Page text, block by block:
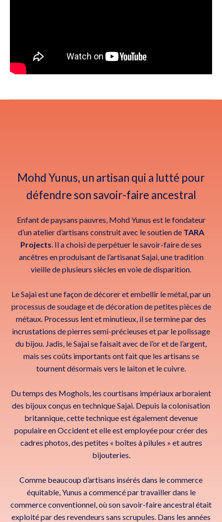
Mohd Yunus, un artisan qui a lutté pour
défendre son savoir-faire ancestral
Enfant de paysans pauvres, Mohd Yunus est le fondateur
d’un atelier d’artisans construit avec le soutien de TARA
Projects . Il a choisi de perpétuer le savoir-faire de ses
ancêtres en produisant de l’artisanat Sajai, une tradition
vieille de plusieurs siècles en voie de disparition.
Le Sajai est une façon de décorer et embellir le métal, par un
processus de soudage et de décoration de petites pièces de
métaux. Processus lent et minutieux, il se termine par des
incrustations de pierres semi-précieuses et par le polissage
du bijou. Jadis, le Sajai se faisait avec de l’or et de l’argent,
mais ses coûts importants ont fait que les artisans se
tournent désormais vers le laiton et le cuivre.
Du temps des Moghols, les courtisans impériaux arboraient
des bijoux conçus en technique Sajai. Depuis la colonisation
britannique, cette technique est également devenue
populaire en Occident et elle est employée pour créer des
cadres photos, des petites « boîtes à pilules » et autres
bijouteries.
Comme beaucoup d’artisans insérés dans le commerce
équitable, Yunus a commencé par travailler dans le
commerce conventionnel, où son savoir-faire ancestral était
exploité par des revendeurs sans scrupules. Dans les années